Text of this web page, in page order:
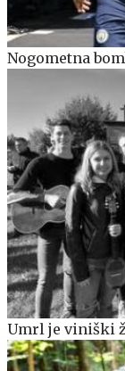
Nogometna
Umrl je viniški